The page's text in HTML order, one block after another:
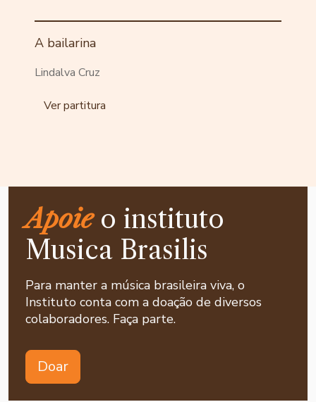
A bailarina
Lindalva Cruz
Ver partitura
Apoieo instituto
Musica Brasilis
Para manter a música brasileira viva, o
Instituto conta com a doação de diversos
colaboradores. Faça parte.
Doar